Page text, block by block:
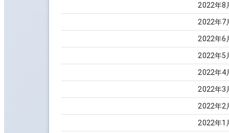
2022年8
2022年7
2022年6
2022年5
2022年4
2022年3
2022年2
2022年1